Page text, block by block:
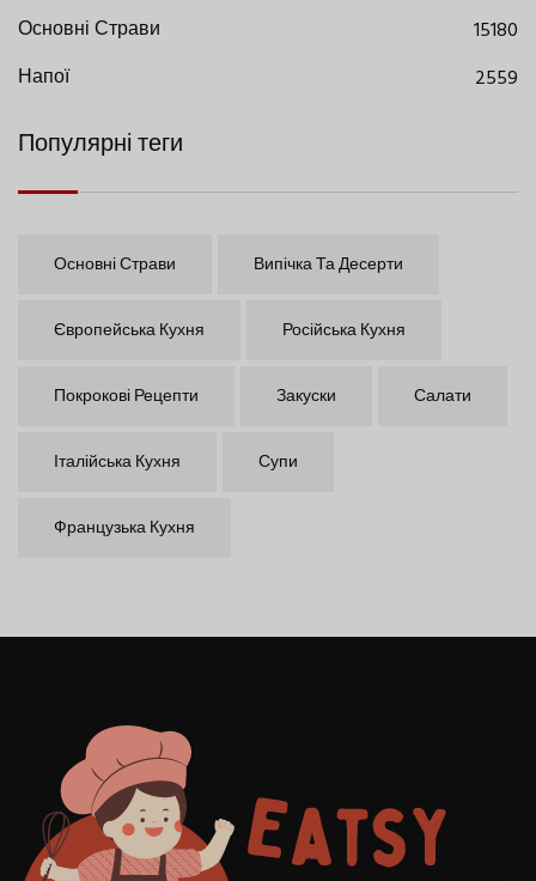
Основні Страви
15180
Напої
2559
Популярні теги
Основні Страви Випічка Та Десерти
Європейська Кухня Російська Кухня
Покрокові Рецепти Закуски Салати
Італійська Кухня Супи
Французька Кухня